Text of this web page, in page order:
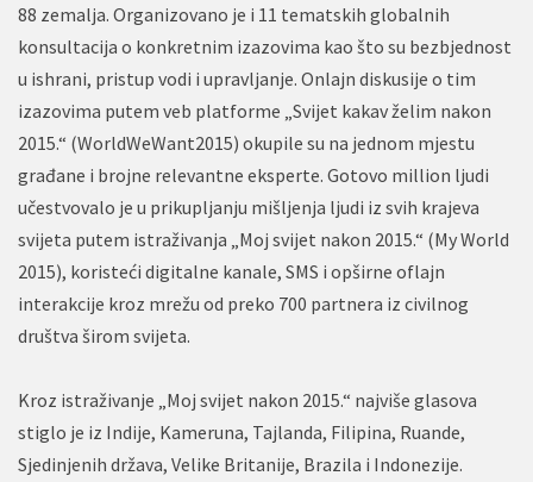
88 zemalja. Organizovano je i 11 tematskih globalnih
konsultacija o konkretnim izazovima kao što su bezbjednost
u ishrani, pristup vodi i upravljanje. Onlajn diskusije o tim
izazovima putem veb platforme „Svijet kakav želim nakon
2015.“ (WorldWeWant2015) okupile su na jednom mjestu
građane i brojne relevantne eksperte. Gotovo million ljudi
učestvovalo je u prikupljanju mišljenja ljudi iz svih krajeva
svijeta putem istraživanja „Moj svijet nakon 2015.“ (My World
2015), koristeći digitalne kanale, SMS i opširne oflajn
interakcije kroz mrežu od preko 700 partnera iz civilnog
društva širom svijeta.
Kroz istraživanje „Moj svijet nakon 2015.“ najviše glasova
stiglo je iz Indije, Kameruna, Tajlanda, Filipina, Ruande,
Sjedinjenih država, Velike Britanije, Brazila i Indonezije.